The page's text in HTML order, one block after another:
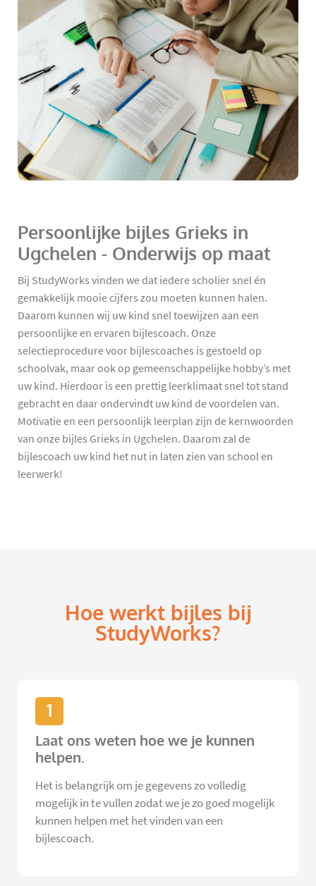
Persoonlijke bijles Grieks in
Ugchelen - Onderwijs op maat
Bij StudyWorks vinden we dat iedere scholier snel én
gemakkelijk mooie cijfers zou moeten kunnen halen.
Daarom kunnen wij uw kind snel toewijzen aan een
persoonlijke en ervaren bijlescoach. Onze
selectieprocedure voor bijlescoaches is gestoeld op
schoolvak, maar ook op gemeenschappelijke hobby’s met
uw kind. Hierdoor is een prettig leerklimaat snel tot stand
gebracht en daar ondervindt uw kind de voordelen van.
Motivatie en een persoonlijk leerplan zijn de kernwoorden
van onze bijles Grieks in Ugchelen. Daarom zal de
bijlescoach uw kind het nut in laten zien van school en
leerwerk!
Hoe werkt bijles bij
StudyWorks?
1
Laat ons weten hoe we je kunnen
helpen.
Het is belangrijk om je gegevens zo volledig
mogelijk in te vullen zodat we je zo goed mogelijk
kunnen helpen met het vinden van een
bijlescoach.